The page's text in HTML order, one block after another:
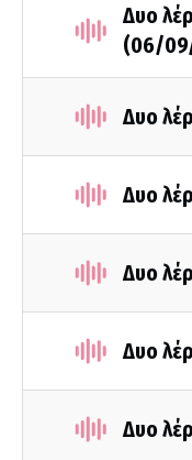
Δυο
(06/
Δυο
Δυο
Δυο
Δυο
Δυο